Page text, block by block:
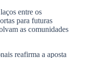
entre os
para futuras
as comunidades
reafirma a aposta